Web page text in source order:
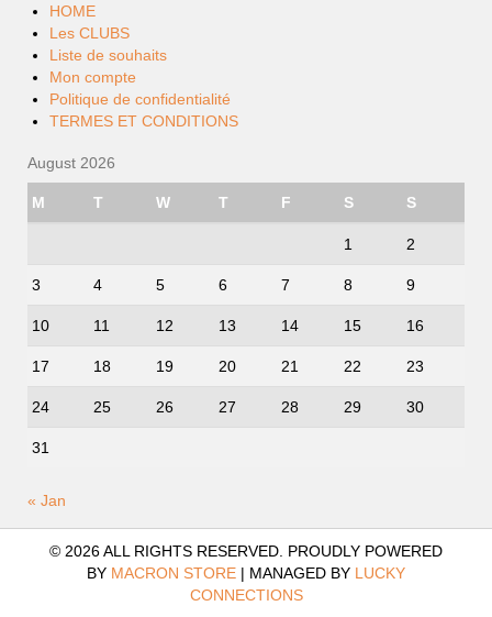
HOME
Les CLUBS
Liste de souhaits
Mon compte
Politique de confidentialité
TERMES ET CONDITIONS
August 2026
M T W T F S S
1 2
3 4 5 6 7 8 9
10 11 12 13 14 15 16
17 18 19 20 21 22 23
24 25 26 27 28 29 30
31
« Jan
© 2026 ALL RIGHTS RESERVED. PROUDLY POWERED
BY MACRON STORE | MANAGED BY LUCKY
CONNECTIONS